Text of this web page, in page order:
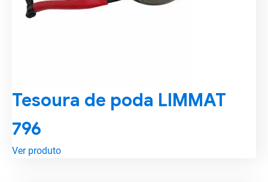
Tesoura de poda LIMMAT
796
Ver produto